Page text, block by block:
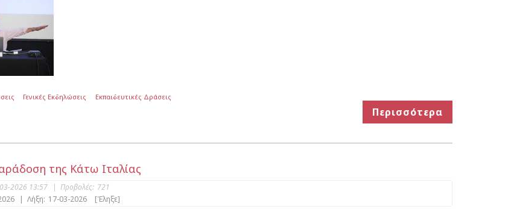
Γενικές Εκδηλώσεις Εκπαιδευτικές Δράσεις
Περισσότερα
της Κάτω Ιταλίας
2026 13:57 | Προβολές: 721
| Λήξη: 17-03-2026 [Έληξε]